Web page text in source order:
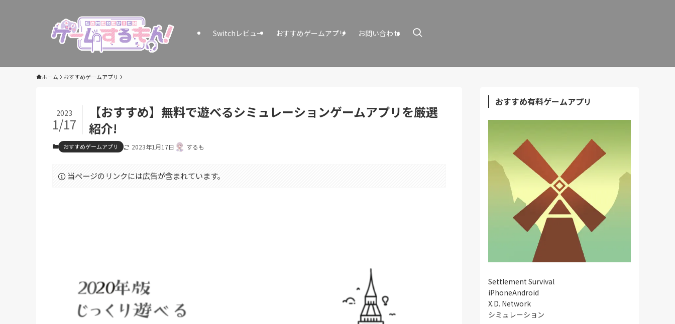
Switchレビュー おすすめゲームアプリ お問い合わせ
ホーム おすすめゲームアプリ
【おすすめ】無料で遊べるシミュレーションゲームアプリを厳選
紹介!
2023
1/17
おすすめゲームアプリ 2023年1月17日 するも
当ページのリンクには広告が含まれています。
おすすめ有料ゲームアプリ
Settlement Survival
iPhoneAndroid
X.D. Network
シミュレーション